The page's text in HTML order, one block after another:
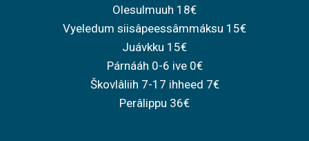
Olesulmuuh 18€
Vyeledum siisâpeessâmmáksu 15€
Juávkku 15€
Párnááh 0-6 ive 0€
Škovlâliih 7-17 ihheed 7€
Perâlippu 36€